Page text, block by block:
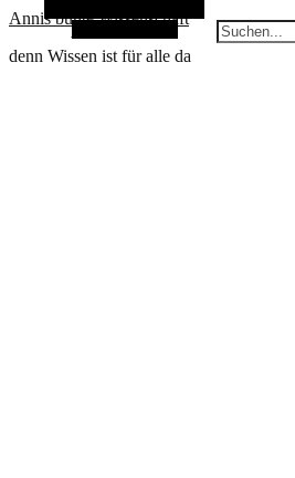
Annis bunte Wissenschaft
denn Wissen ist für alle da
Zufallsauswahl